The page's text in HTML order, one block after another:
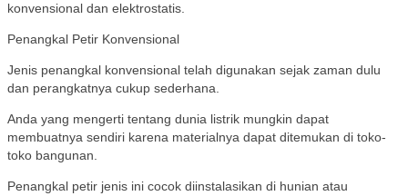
konvensional dan elektrostatis.
Penangkal Petir Konvensional
Jenis penangkal konvensional telah digunakan sejak zaman dulu
dan perangkatnya cukup sederhana.
Anda yang mengerti tentang dunia listrik mungkin dapat
membuatnya sendiri karena materialnya dapat ditemukan di toko-
toko bangunan.
Penangkal petir jenis ini cocok diinstalasikan di hunian atau